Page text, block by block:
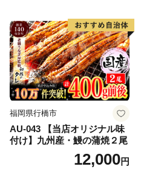
福岡県行橋市
AU-043 【当店オリジナル味
付け】九州産・鰻の蒲焼２尾
12,000円